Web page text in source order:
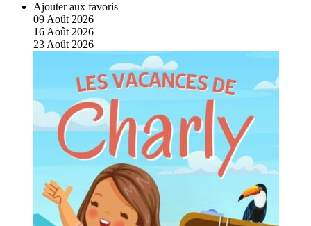
Ajouter aux favoris
09 Août 2026
16 Août 2026
23 Août 2026